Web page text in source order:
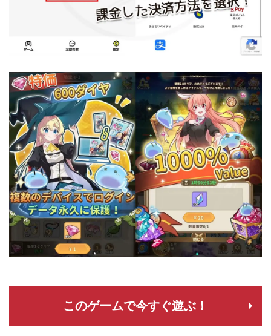
このゲームで今すぐ遊ぶ！